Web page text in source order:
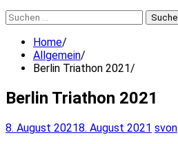
Suchen
nach:
Home
Allgemein
Berlin Triathon 2021
Berlin Triathon 2021
8. August 20218. August 2021 svon